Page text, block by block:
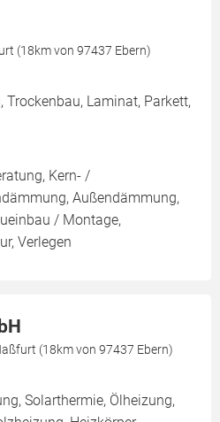
(18km von 97437 Ebern)
Trockenbau, Laminat, Parkett,
Kern- /
Außendämmung,
/ Montage,
Verlegen
(18km von 97437 Ebern)
Solarthermie, Ölheizung,